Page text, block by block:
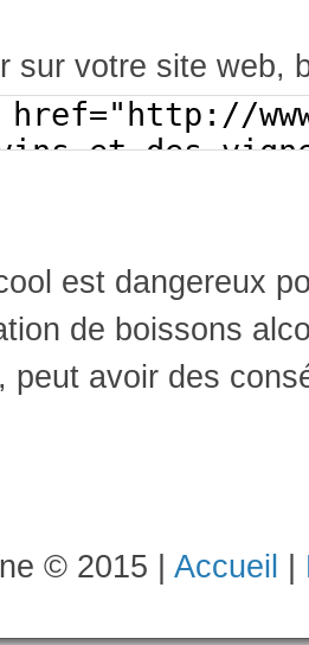
sur votre site web,
est dangereux
de boissons
peut avoir des
© 2015 | Accueil